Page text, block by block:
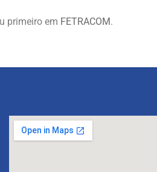
primeiro em FETRACOM.